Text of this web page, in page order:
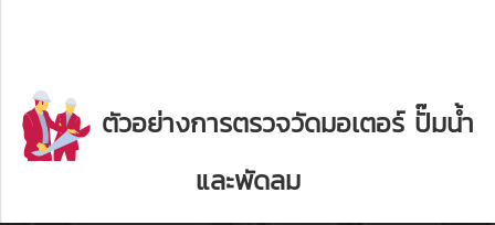
ตัวอย่างการตรวจวัดมอเตอร์ ปั๊มน้ำ
และพัดลม